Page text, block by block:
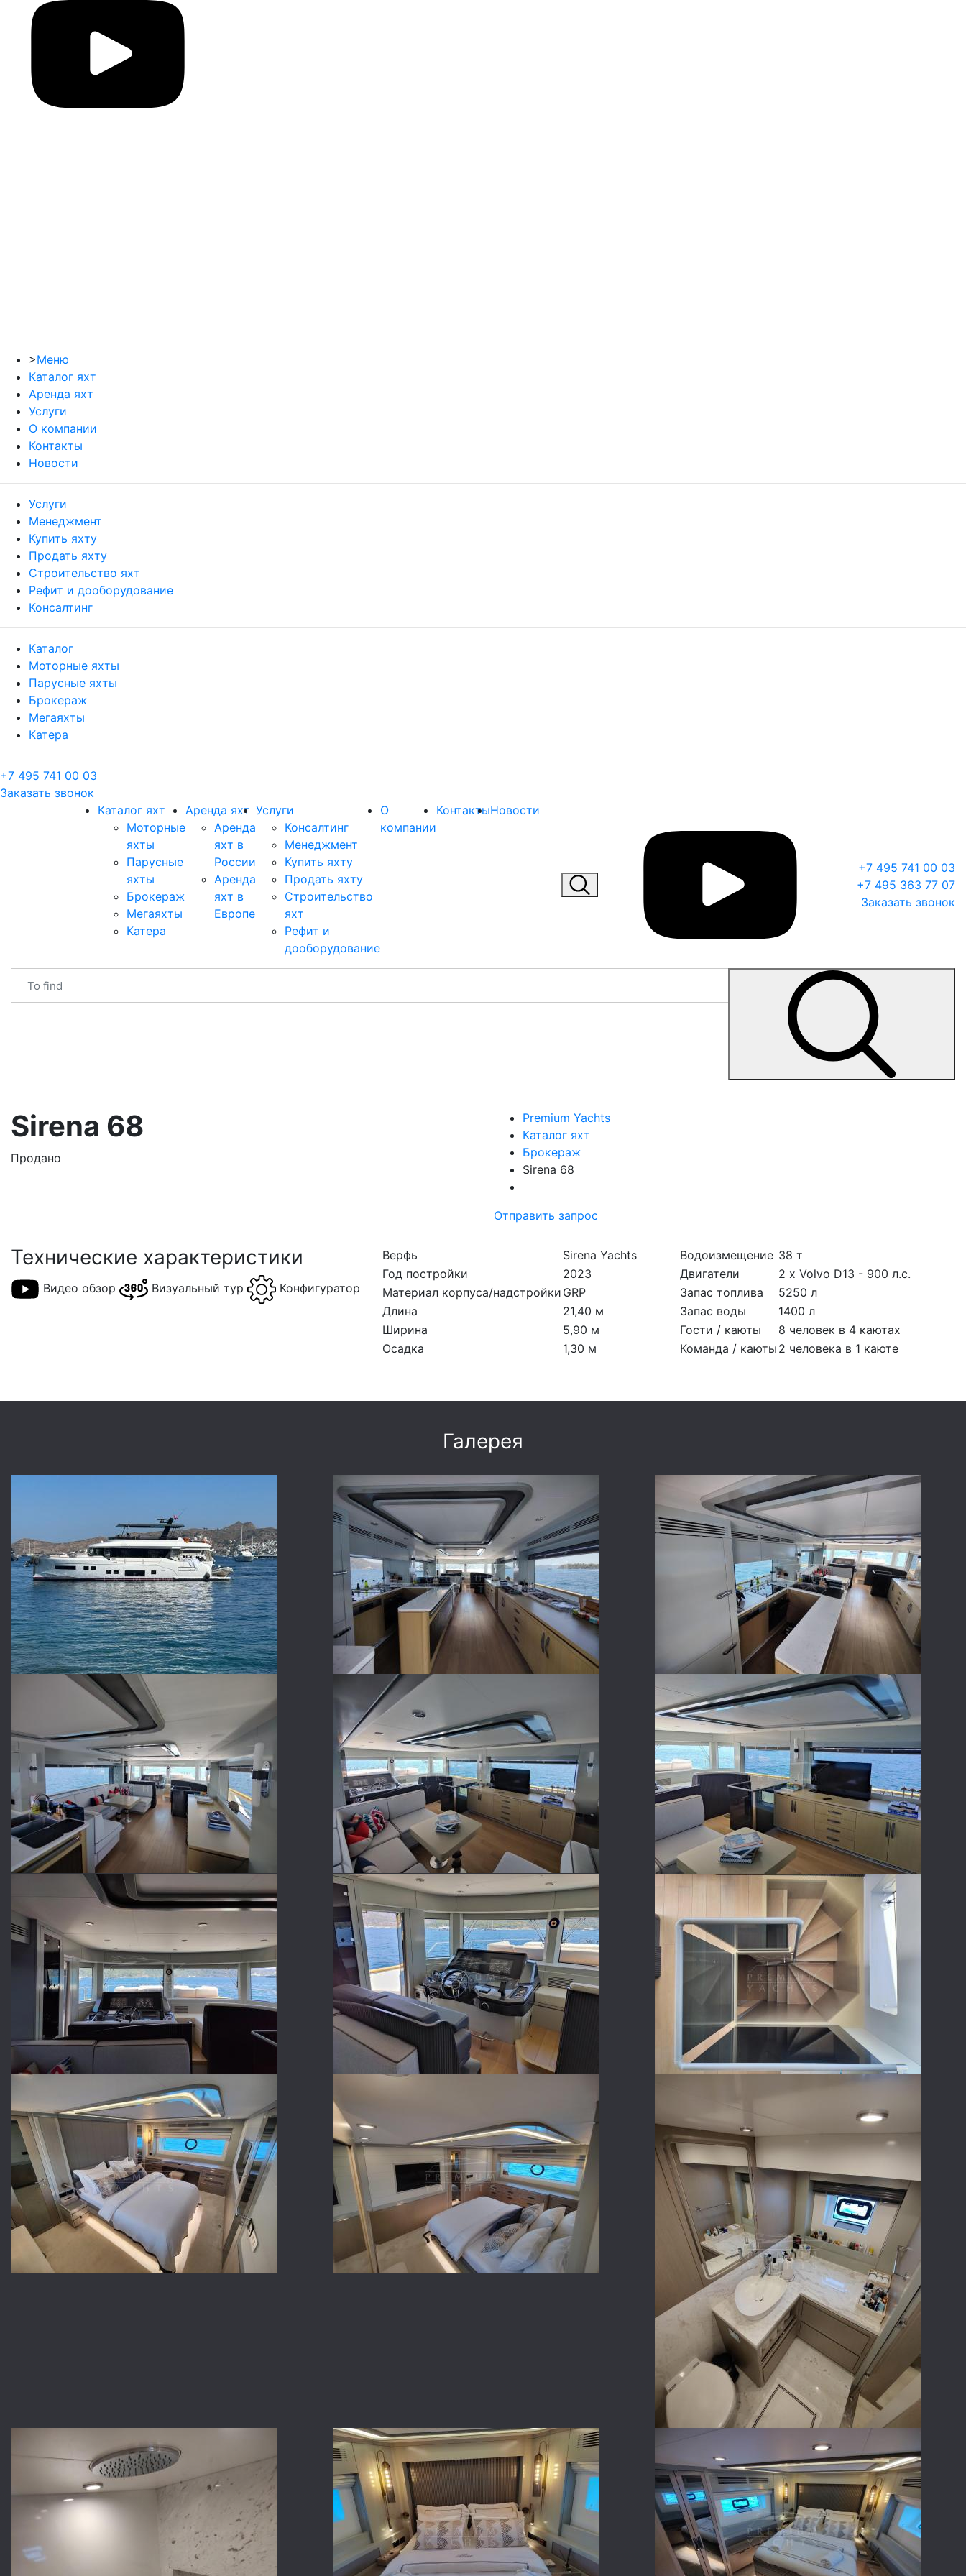
>Меню
Каталог яхт
Аренда яхт
Услуги
О компании
Контакты
Новости
Услуги
Менеджмент
Купить яхту
Продать яхту
Строительство яхт
Рефит и дооборудование
Консалтинг
Каталог
Моторные яхты
Парусные яхты
Брокераж
Мегаяхты
Катера
+7 495 741 00 03
Заказать звонок
Каталог яхт
Моторные
яхты
Парусные
яхты
Брокераж
Мегаяхты
Катера
Аренда яхт
Аренда
яхт в
России
Аренда
яхт в
Европе
Услуги
Консалтинг
Менеджмент
Купить яхту
Продать яхту
Строительство
яхт
Рефит и
дооборудование
О
компании
КонтактыНовости
+7 495 741 00 03
+7 495 363 77 07
Заказать звонок
Sirena 68
Продано
Premium Yachts
Каталог яхт
Брокераж
Sirena 68
Отправить запрос
Технические характеристики
Видео обзор Визуальный тур Конфигуратор
Верфь
Sirena Yachts
Год постройки
2023
Материал корпуса/надстройки GRP
Длина
21,40 м
Ширина
5,90 м
Осадка
1,30 м
Водоизмещение 38 т
Двигатели
2 х Volvo D13 - 900 л.с.
Запас топлива
5250 л
Запас воды
1400 л
Гости / каюты
8 человек в 4 каютах
Команда / каюты 2 человека в 1 каюте
Галерея